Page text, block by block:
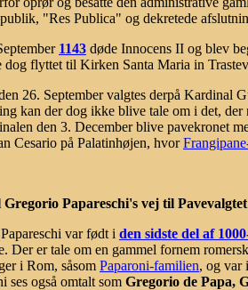
"Res Publica" og dekretede
1143 døde Innocens II og blev
dog flyttet til Kirken Santa Maria in
26. September valgtes derpå Kardinal
kan der dog ikke blive tale om i det,
den 3. December blive pavekronet
Cesario på Palatinhøjen, hvor
Papareschi's vej til
var født i den sidste del af
Der er tale om en gammel fornem
i Rom, såsom Paparoni-familien, og var
ses også omtalt som Gregorio de Papa,